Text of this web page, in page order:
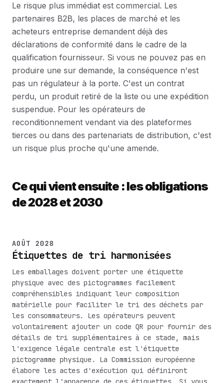
Le risque plus immédiat est commercial. Les
partenaires B2B, les places de marché et les
acheteurs entreprise demandent déjà des
déclarations de conformité dans le cadre de la
qualification fournisseur. Si vous ne pouvez pas en
produire une sur demande, la conséquence n'est
pas un régulateur à la porte. C'est un contrat
perdu, un produit retiré de la liste ou une expédition
suspendue. Pour les opérateurs de
reconditionnement vendant via des plateformes
tierces ou dans des partenariats de distribution, c'est
un risque plus proche qu'une amende.
Ce qui vient ensuite : les obligations
de 2028 et 2030
AOÛT 2028
Étiquettes de tri harmonisées
Les emballages doivent porter une étiquette
physique avec des pictogrammes facilement
compréhensibles indiquant leur composition
matérielle pour faciliter le tri des déchets par
les consommateurs. Les opérateurs peuvent
volontairement ajouter un code QR pour fournir des
détails de tri supplémentaires à ce stade, mais
l'exigence légale centrale est l'étiquette
pictogramme physique. La Commission européenne
élabore les actes d'exécution qui définiront